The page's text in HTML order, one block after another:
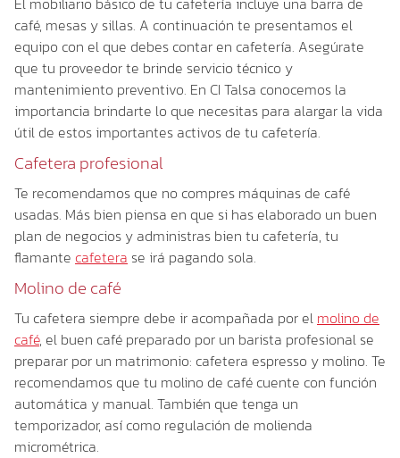
café, mesas y sillas. A continuación te presentamos el
equipo con el que debes contar en cafetería. Asegúrate
que tu proveedor te brinde servicio técnico y
mantenimiento preventivo. En CI Talsa conocemos la
importancia brindarte lo que necesitas para alargar la vida
útil de estos importantes activos de tu cafetería.
Cafetera profesional
Te recomendamos que no compres máquinas de café
usadas. Más bien piensa en que si has elaborado un buen
plan de negocios y administras bien tu cafetería, tu
flamante cafetera se irá pagando sola.
Molino de café
Tu cafetera siempre debe ir acompañada por el molino de
café, el buen café preparado por un barista profesional se
preparar por un matrimonio: cafetera espresso y molino. Te
recomendamos que tu molino de café cuente con función
automática y manual. También que tenga un
temporizador, así como regulación de molienda
micrométrica.